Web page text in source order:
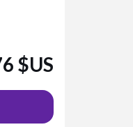
$US